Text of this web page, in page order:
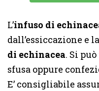
L’infuso di
dall’essiccazione e
di echinacea. Si
sfusa oppure
E’ consigliabile